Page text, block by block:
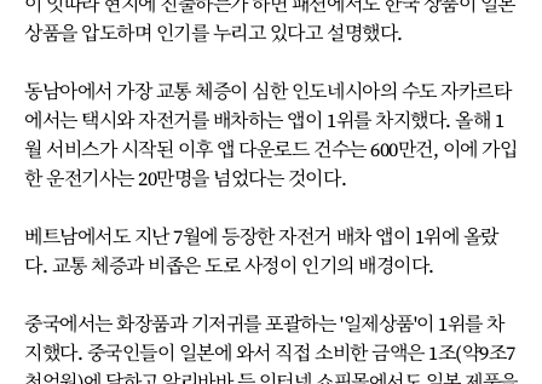
상품을 압도하며 인기를 누리고 있다고 설명했다.
동남아에서 가장 교통 체증이 심한 인도네시아의 수도 자카르타
에서는 택시와 자전거를 배차하는 앱이 1위를 차지했다. 올해 1
월 서비스가 시작된 이후 앱 다운로드 건수는 600만건, 이에 가입
한 운전기사는 20만명을 넘었다는 것이다.
베트남에서도 지난 7월에 등장한 자전거 배차 앱이 1위에 올랐
다. 교통 체증과 비좁은 도로 사정이 인기의 배경이다.
중국에서는 화장품과 기저귀를 포괄하는 '일제상품'이 1위를 차
지했다. 중국인들이 일본에 와서 직접 소비한 금액은 1조(약9조7